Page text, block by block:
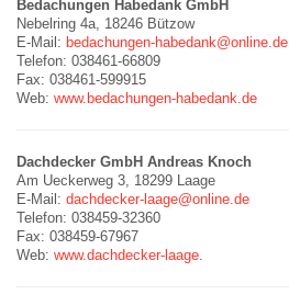
Bedachungen Habedank GmbH
Nebelring 4a, 18246 Bützow
E-Mail: bedachungen-habedank@online.de
Telefon: 038461-66809
Fax: 038461-599915
Web: www.bedachungen-habedank.de
Dachdecker GmbH Andreas Knoch
Am Ueckerweg 3, 18299 Laage
E-Mail: dachdecker-laage@online.de
Telefon: 038459-32360
Fax: 038459-67967
Web: www.dachdecker-laage.